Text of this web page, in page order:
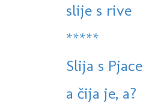
slije s rive
*****
Slija s Pjace
a čija je, a?